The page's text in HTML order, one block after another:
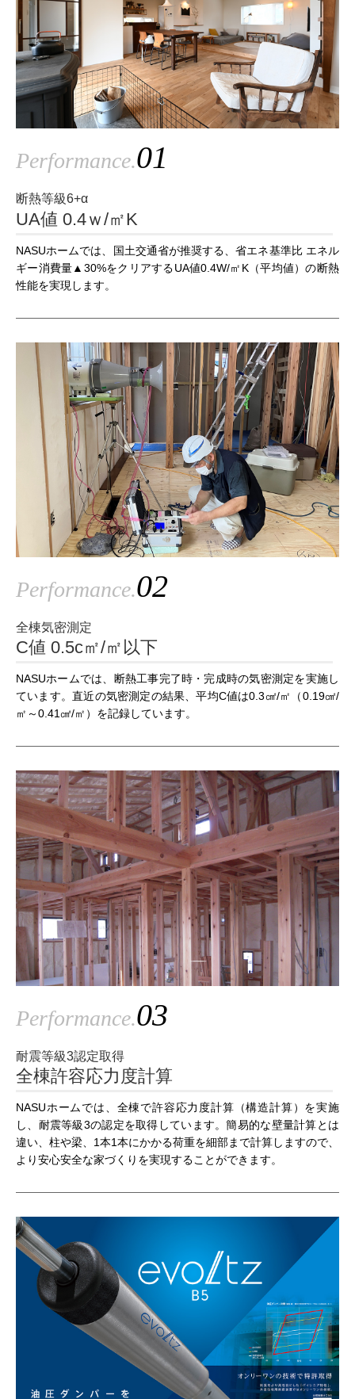
Performance.01
断熱等級6+α
UA値 0.4ｗ/㎡K
NASUホームでは、国土交通省が推奨する、省エネ基準比 エネル
ギー消費量▲30%をクリアするUA値0.4W/㎡K（平均値）の断熱
性能を実現します。
Performance.02
全棟気密測定
C値 0.5c㎡/㎡以下
NASUホームでは、断熱工事完了時・完成時の気密測定を実施し
ています。直近の気密測定の結果、平均C値は0.3㎠/㎡（0.19㎠/
㎡～0.41㎠/㎡）を記録しています。
Performance.03
耐震等級3認定取得
全棟許容応力度計算
NASUホームでは、全棟で許容応力度計算（構造計算）を実施
し、耐震等級3の認定を取得しています。簡易的な壁量計算とは
違い、柱や梁、1本1本にかかる荷重を細部まで計算しますので、
より安心安全な家づくりを実現することができます。